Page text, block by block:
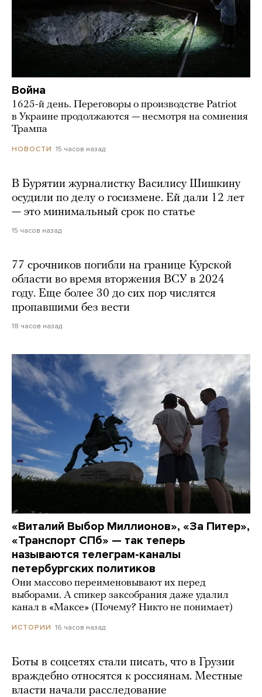
Война
1625-й день. Переговоры о производстве Patriot
в Украине продолжаются — несмотря на сомнения
Трампа
НОВОСТИ 15 часов назад
В Бурятии журналистку Василису Шишкину
осудили по делу о госизмене. Ей дали 12 лет
— это минимальный срок по статье
15 часов назад
77 срочников погибли на границе Курской
области во время вторжения ВСУ в 2024
году. Еще более 30 до сих пор числятся
пропавшими без вести
18 часов назад
«Виталий Выбор Миллионов», «За Питер»,
«Транспорт СПб» — так теперь
называются телеграм-каналы
петербургских политиков
Они массово переименовывают их перед
выборами. А спикер заксобрания даже удалил
канал в «Максе» (Почему? Никто не понимает)
ИСТОРИИ 16 часов назад
Боты в соцсетях стали писать, что в Грузии
враждебно относятся к россиянам. Местные
власти начали расследование